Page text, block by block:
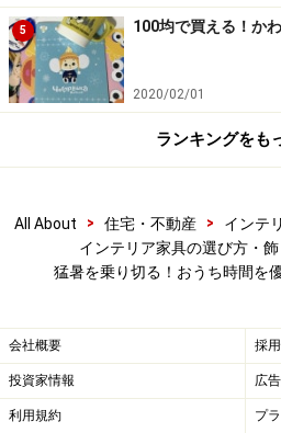
を含むのでおすすめです）に精
と香りが風に乗って漂います。
で、捨ててもいいリボンをお使
サーキュレーターで部屋の空気を
※記事内容は執筆時点のものです。
3
5 100均で買える！か
2020/02/01
ランキングをも
All About > 住宅・不動産 > インテ
インテリア家具の選び方・
猛暑を乗り切る！おうち時間を
会社概要 採
投資家情報 広
利用規約 プ